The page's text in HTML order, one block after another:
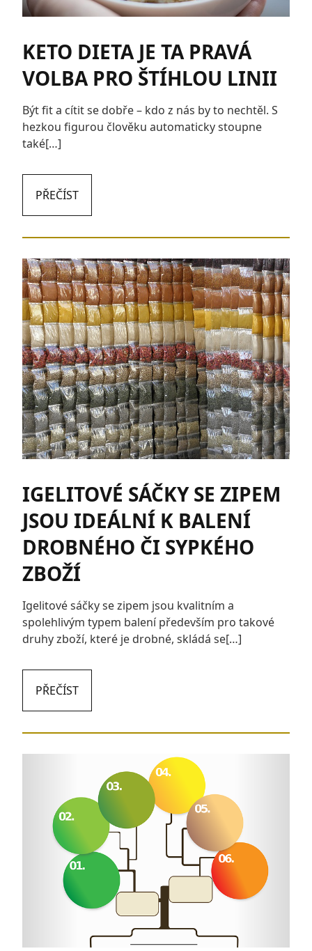
KETO DIETA JE TA PRAVÁ
VOLBA PRO ŠTÍHLOU LINII
Být fit a cítit se dobře – kdo z nás by to nechtěl. S
hezkou figurou člověku automaticky stoupne
také[…]
PŘEČÍST
IGELITOVÉ SÁČKY SE ZIPEM
JSOU IDEÁLNÍ K BALENÍ
DROBNÉHO ČI SYPKÉHO
ZBOŽÍ
Igelitové sáčky se zipem jsou kvalitním a
spolehlivým typem balení především pro takové
druhy zboží, které je drobné, skládá se[…]
PŘEČÍST